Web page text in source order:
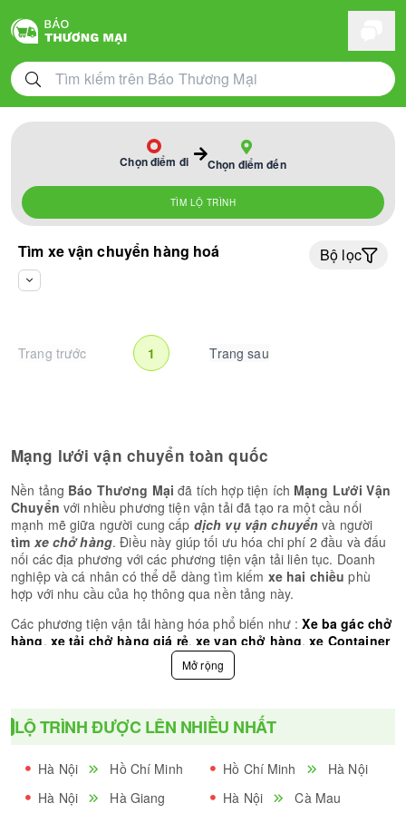
Chọn điểm đi Chọn điểm đến
TÌM LỘ TRÌNH
Tìm xe vận chuyển hàng hoá Bộ lọc
Trang trước 1 Trang sau
Mạng lưới vận chuyển toàn quốc
Nền tảng Báo Thương Mại đã tích hợp tiện ích Mạng Lưới Vận
Chuyển với nhiều phương tiện vận tải đã tạo ra một cầu nối
mạnh mẽ giữa người cung cấp dịch vụ vận chuyển và người
tìm xe chở hàng. Điều này giúp tối ưu hóa chi phí 2 đầu và đấu
nối các địa phương với các phương tiện vận tải liên tục. Doanh
nghiệp và cá nhân có thể dễ dàng tìm kiếm xe hai chiều phù
hợp với nhu cầu của họ thông qua nền tảng này.
Các phương tiện vận tải hàng hóa phổ biến như :Xe ba gác chở
hàng, xe tải chở hàng giá rẻ,xe van chở hàng,xe Container
vận chuyển bắc nam,
để đáp ứng nhu cầu vận chuyển đa dạng các loại hàng hoá phục
Hỗ trợ đắc lực cho nông dân tìm đầu ra cho nông sản
là hỗ trợ đắc lực cho bà con nông dân nói riêng và ngành nông
lâm ngư nghiệp nói chung. Việc phân phối nông, lâm, thuỷ hải
sản từ nông trại nuôi trồng đến thị trường là một thách thức lớn,
LỘ TRÌNH ĐƯỢC LÊN NHIỀU NHẤT
Hà Nội Hồ Chí Minh Hồ Chí Minh
Hà Nội
Hà Nội
Hà Giang Hà Nội Cà Mau